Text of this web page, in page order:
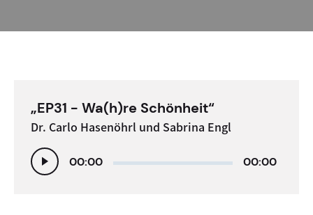
„EP31 - Wa(h)re Schönheit“
Dr. Carlo Hasenöhrl und Sabrina Engl
Audio-
Player
00:00 00:00